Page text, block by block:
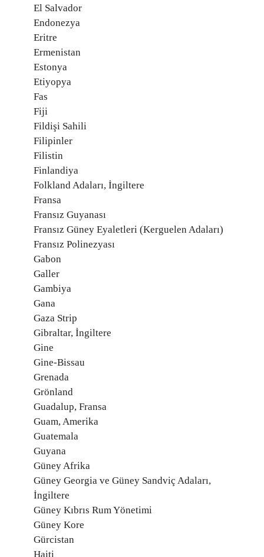
El Salvador
Endonezya
Eritre
Ermenistan
Estonya
Etiyopya
Fas
Fiji
Fildişi Sahili
Filipinler
Filistin
Finlandiya
Folkland Adaları, İngiltere
Fransa
Fransız Guyanası
Fransız Güney Eyaletleri (Kerguelen Adaları)
Fransız Polinezyası
Gabon
Galler
Gambiya
Gana
Gaza Strip
Gibraltar, İngiltere
Gine
Gine-Bissau
Grenada
Grönland
Guadalup, Fransa
Guam, Amerika
Guatemala
Guyana
Güney Afrika
Güney Georgia ve Güney Sandviç Adaları,
İngiltere
Güney Kıbrıs Rum Yönetimi
Güney Kore
Gürcistan
Haiti